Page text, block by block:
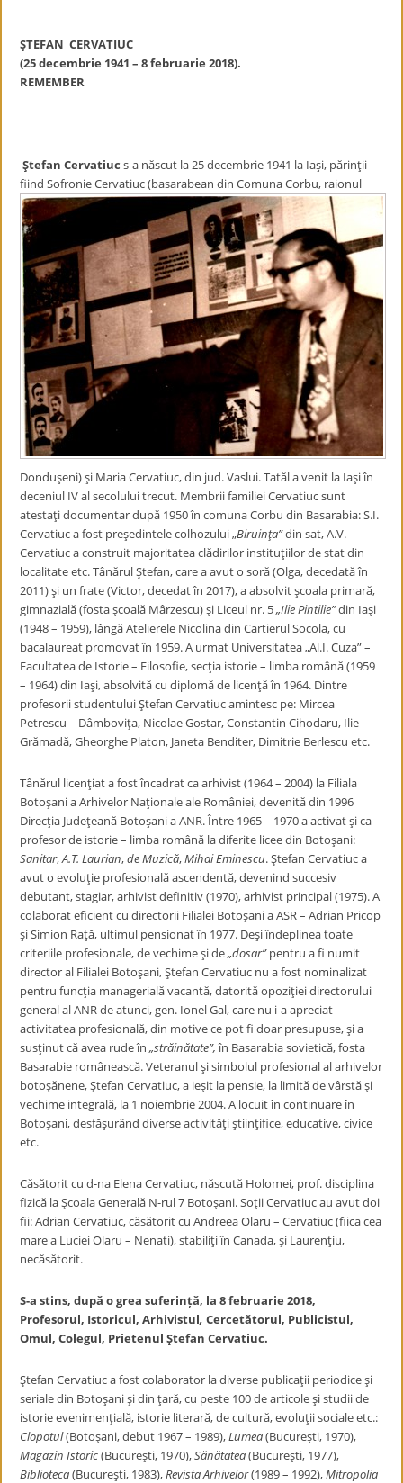
ŞTEFAN CERVATIUC
(25 decembrie 1941 – 8 februarie 2018).
REMEMBER
Ştefan Cervatiuc s-a născut la 25 decembrie 1941 la Iaşi, părinţii
fiind Sofronie Cervatiuc (basarabean din Comuna Corbu, raionul
Donduşeni) şi Maria Cervatiuc, din jud. Vaslui. Tatăl a venit la Iaşi în
deceniul IV al secolului trecut. Membrii familiei Cervatiuc sunt
atestaţi documentar după 1950 în comuna Corbu din Basarabia: S.I.
Cervatiuc a fost preşedintele colhozului „Biruinţa”din sat, A.V.
Cervatiuc a construit majoritatea clădirilor instituţiilor de stat din
localitate etc. Tânărul Ştefan, care a avut o soră (Olga, decedată în
2011) şi un frate (Victor, decedat în 2017), a absolvit şcoala primară,
gimnazială (fosta şcoală Mârzescu) şi Liceul nr. 5„Ilie Pintilie”din Iaşi
(1948 – 1959), lângă Atelierele Nicolina din Cartierul Socola, cu
bacalaureat promovat în 1959. A urmat Universitatea „Al.I. Cuza” –
Facultatea de Istorie – Filosofie, secţia istorie – limba română (1959
– 1964) din Iaşi, absolvită cu diplomă de licenţă în 1964. Dintre
profesorii studentului Ştefan Cervatiuc amintesc pe: Mircea
Petrescu – Dâmboviţa, Nicolae Gostar, Constantin Cihodaru, Ilie
Grămadă, Gheorghe Platon, Janeta Benditer, Dimitrie Berlescu etc.
Tânărul licenţiat a fost încadrat ca arhivist (1964 – 2004) la Filiala
Botoşani a Arhivelor Naţionale ale României, devenită din 1996
Direcţia Judeţeană Botoşani a ANR. Între 1965 – 1970 a activat şi ca
profesor de istorie – limba română la diferite licee din Botoşani:
Sanitar,A.T. Laurian,de Muzică,Mihai Eminescu. Ştefan Cervatiuc a
avut o evoluţie profesională ascendentă, devenind succesiv
debutant, stagiar, arhivist definitiv (1970), arhivist principal (1975). A
colaborat eficient cu directorii Filialei Botoşani a ASR – Adrian Pricop
şi Simion Raţă, ultimul pensionat în 1977. Deşi îndeplinea toate
criteriile profesionale, de vechime şi de„dosar”pentru a fi numit
director al Filialei Botoşani, Ştefan Cervatiuc nu a fost nominalizat
pentru funcţia managerială vacantă, datorită opoziţiei directorului
general al ANR de atunci, gen. Ionel Gal, care nu i-a apreciat
activitatea profesională, din motive ce pot fi doar presupuse, şi a
susţinut că avea rude în„străinătate”,în Basarabia sovietică, fosta
Basarabie românească. Veteranul şi simbolul profesional al arhivelor
botoşănene, Ştefan Cervatiuc, a ieşit la pensie, la limită de vârstă şi
vechime integrală, la 1 noiembrie 2004. A locuit în continuare în
Botoşani, desfăşurând diverse activităţi ştiinţifice, educative, civice
etc.
Căsătorit cu d-na Elena Cervatiuc, născută Holomei, prof. disciplina
fizică la Şcoala Generală N-rul 7 Botoşani. Soţii Cervatiuc au avut doi
fii: Adrian Cervatiuc, căsătorit cu Andreea Olaru – Cervatiuc (fiica cea
mare a Luciei Olaru – Nenati), stabiliţi în Canada, şi Laurenţiu,
necăsătorit.
S-a stins, după o grea suferință, la 8 februarie 2018,
Profesorul, Istoricul, Arhivistul,Cercetătorul, Publicistul,
Omul, Colegul, Prietenul Ştefan Cervatiuc.
Ştefan Cervatiuc a fost colaborator la diverse publicaţii periodice şi
seriale din Botoşani şi din ţară, cu peste 100 de articole şi studii de
istorie evenimenţială, istorie literară, de cultură, evoluţii sociale etc.:
Clopotul(Botoşani, debut 1967 – 1989),Lumea(Bucureşti, 1970),
Magazin Istoric(Bucureşti, 1970),Sănătatea(Bucureşti, 1977),
Biblioteca(Bucureşti, 1983),Revista Arhivelor(1989 – 1992),Mitropolia